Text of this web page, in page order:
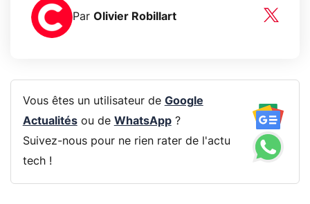
Par Olivier Robillart
Vous êtes un utilisateur de Google
Actualitésou de WhatsApp?
Suivez-nous pour ne rien rater de l'actu
tech !